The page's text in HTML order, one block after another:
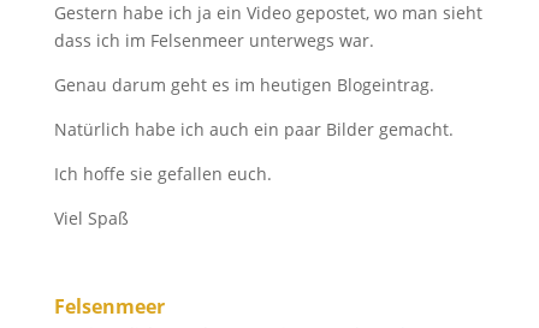
Gestern habe ich ja ein Video gepostet, wo man sieht
dass ich im Felsenmeer unterwegs war.
Genau darum geht es im heutigen Blogeintrag.
Natürlich habe ich auch ein paar Bilder gemacht.
Ich hoffe sie gefallen euch.
Viel Spaß
Felsenmeer